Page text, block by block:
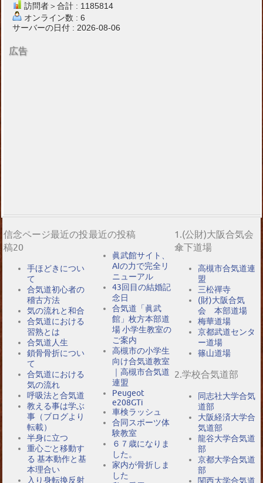
訪問者＞合計 : 1185814
オンライン数 : 6
サーバーの日付 : 2026-08-06
広告
信念ページ最近の投
稿20
手ほどきについ
て
合気道初心者の
稽古方法
気の流れと和合
合気道における
習熟とは
合気道人生
鎖骨骨折につい
て
合気道における
気の流れ
呼吸法と合気道
教える事は学ぶ
事（ブログより
転載）
半身に立つ
重心ごと移動す
る 基本動作と基
本理合い
入り身転換反射
最近の投稿
眞武館サイト、
AIの力で完全リ
ニューアル
43回目の結婚記
念日
合気道「眞武
館」枚方本部道
場 小学生教室の
ご案内
高槻市の小学生
向け合気道教室
｜高槻市合気道
連盟
Peugeot
e208GTi
車検ラッシュ
合同スポーツ体
験教室
６７歳になりま
した。
家内が骨折しま
した
1.(公財)大阪合気会
傘下道場
高槻市合気道連
盟
三松禪寺
(財)大阪合気
会 本部道場
梅華道場
京都武道センタ
ー道場
篠山道場
2.学校合気道部
同志社大学合気
道部
大阪経済大学合
気道部
龍谷大学合気道
部
京都大学合気道
部
関西大学合気道